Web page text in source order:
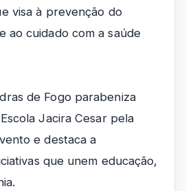
visa à prevenção do
ao cuidado com a saúde
de Fogo parabeniza
Jacira Cesar pela
e destaca a
que unem educação,